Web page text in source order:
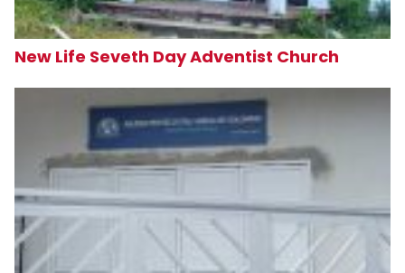
New Life Seveth Day Adventist Church